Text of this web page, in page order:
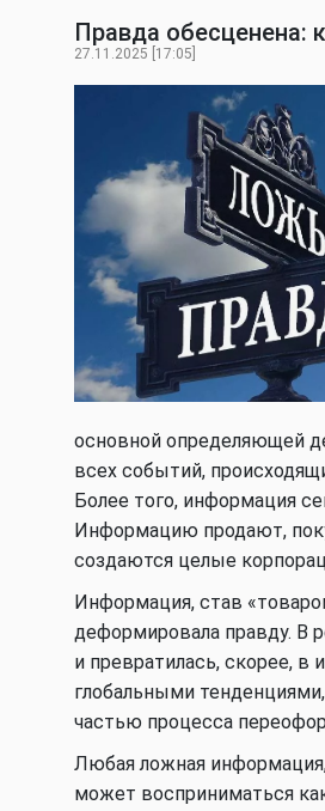
Актуальное
Экономика
Культура
МЕДИА
Правда обесценена:
27.11.2025 [17:05]
основной определяющей
всех событий,
Более того, информация
Информацию продают,
создаются целые
Информация, став
деформировала правду. В
и превратилась, скорее,
глобальными
частью процесса
Любая ложная
может восприниматься